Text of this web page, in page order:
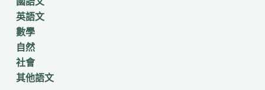
英語文
數學
自然
社會
其他語文